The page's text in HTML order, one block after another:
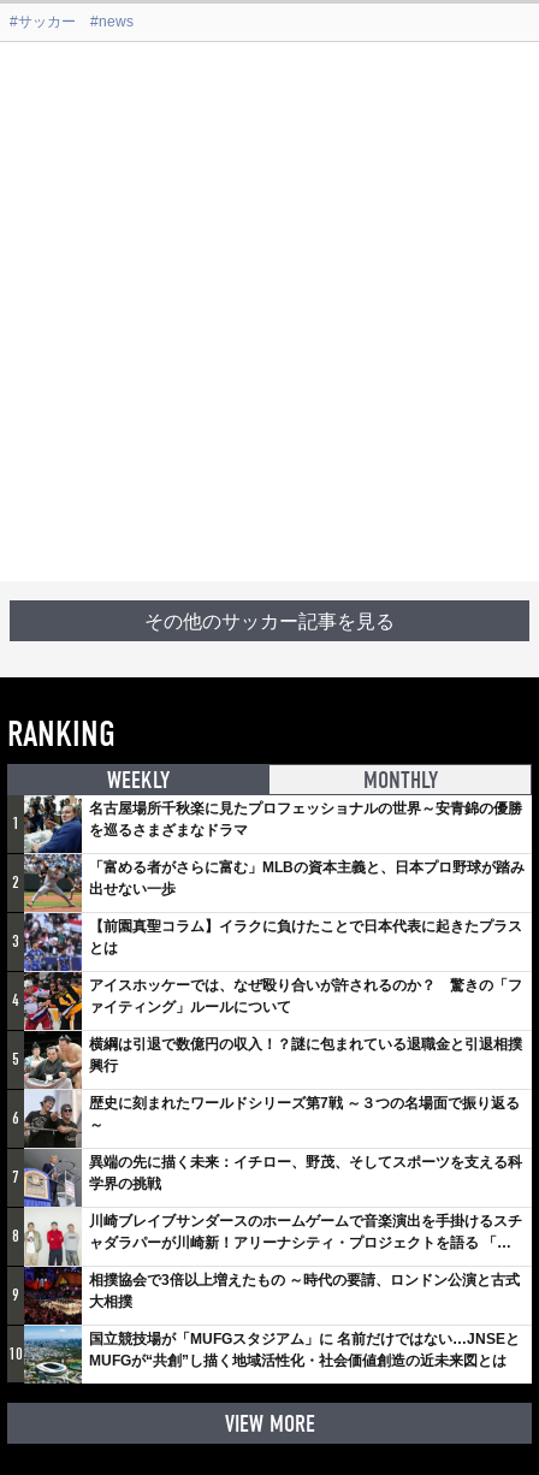
#サッカー #news
その他のサッカー記事を見る
RANKING
WEEKLY MONTHLY
1
名古屋場所千秋楽に見たプロフェッショナルの世界～安青錦の優勝
を巡るさまざまなドラマ
2
「富める者がさらに富む」MLBの資本主義と、日本プロ野球が踏み
出せない一歩
3
【前園真聖コラム】イラクに負けたことで日本代表に起きたプラス
とは
4
アイスホッケーでは、なぜ殴り合いが許されるのか？ 驚きの「フ
ァイティング」ルールについて
5
横綱は引退で数億円の収入！？謎に包まれている退職金と引退相撲
興行
6
歴史に刻まれたワールドシリーズ第7戦 ～３つの名場面で振り返る
～
7
異端の先に描く未来：イチロー、野茂、そしてスポーツを支える科
学界の挑戦
8
川崎ブレイブサンダースのホームゲームで音楽演出を手掛けるスチ
ャダラパーが川崎新！アリーナシティ・プロジェクトを語る 「楽
しみでしかないでしょ。川崎は、ずっと成長曲線だから」
9
相撲協会で3倍以上増えたもの ～時代の要請、ロンドン公演と古式
大相撲
10
国立競技場が「MUFGスタジアム」に 名前だけではない…JNSEと
MUFGが“共創”し描く地域活性化・社会価値創造の近未来図とは
VIEW MORE